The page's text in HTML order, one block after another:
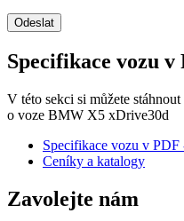
Odeslat
Specifikace vozu v
V této sekci si můžete
o voze BMW X5 xDrive30d
Specifikace vozu v
Ceníky a katalogy
Zavolejte nám